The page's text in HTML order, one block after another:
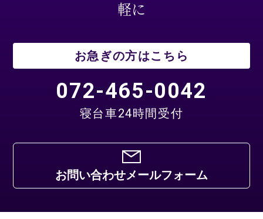
軽に
お急ぎの方はこちら
072-465-0042
寝台車24時間受付
お問い合わせメールフォーム